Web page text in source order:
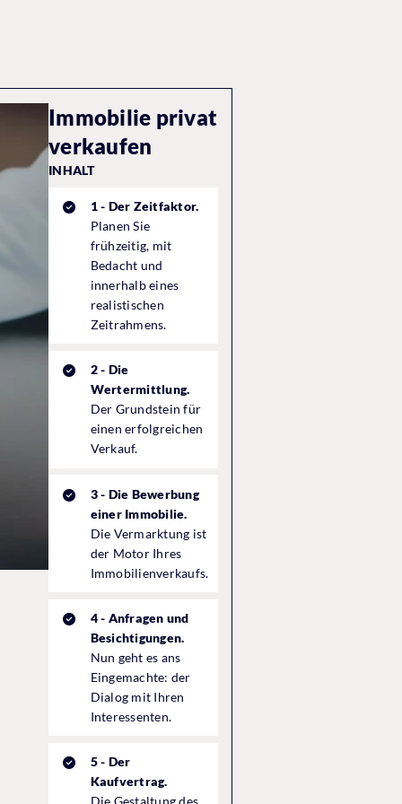
Immobilie privat
verkaufen
INHALT
1 - Der Zeitfaktor.
Planen Sie
frühzeitig, mit
Bedacht und
innerhalb eines
realistischen
Zeitrahmens.
2 - Die
Wertermittlung.
Der Grundstein für
einen erfolgreichen
Verkauf.
3 - Die Bewerbung
einer Immobilie.
Die Vermarktung ist
der Motor Ihres
Immobilienverkaufs.
4 - Anfragen und
Besichtigungen.
Nun geht es ans
Eingemachte: der
Dialog mit Ihren
Interessenten.
5 - Der
Kaufvertrag.